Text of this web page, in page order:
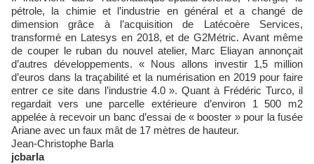
pétrole, la chimie et l’industrie en général et a changé de
dimension grâce à l’acquisition de Latécoère Services,
transformé en Latesys en 2018, et de G2Métric. Avant même
de couper le ruban du nouvel atelier, Marc Eliayan annonçait
d’autres développements. « Nous allons investir 1,5 million
d’euros dans la traçabilité et la numérisation en 2019 pour faire
entrer ce site dans l’industrie 4.0 ». Quant à Frédéric Turco, il
regardait vers une parcelle extérieure d’environ 1 500 m2
appelée à recevoir un banc d’essai de « booster » pour la fusée
Ariane avec un faux mât de 17 mètres de hauteur.
Jean-Christophe Barla
jcbarla